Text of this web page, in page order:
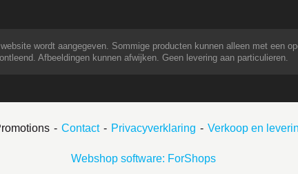
wordt aangegeven. Sommige producten kunnen alleen met een
ontleend. Afbeeldingen kunnen afwijken. Geen levering aan particulieren.
Contact Privacyverklaring Verkoop en
Webshop software: ForShops